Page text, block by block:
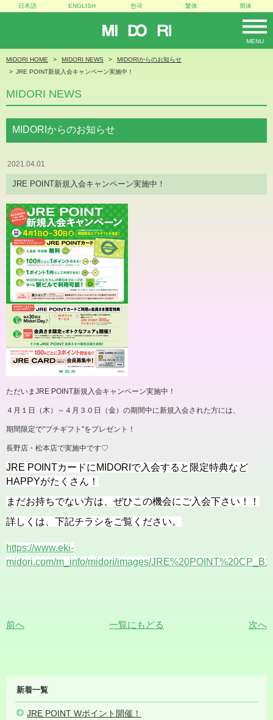
MIDORI MENU
日本語 ENGLISH 한국 繁体 簡体
MIDORI HOME MIDORI NEWS
MIDORIからのお知らせ
JRE POINT新規入会キャンペーン実施中！
MIDORI NEWS
MIDORIからのお知らせ
2021.04.01
JRE POINT新規入会キャンペーン実施中！
ただいまJRE POINT新規入会キャンペーン実施中！
４月１日（木）～４月３０日（金）の期間中に新規入会された方には、
期間限定で"プチギフト"をプレゼント！
長野店・松本店で実施中です♡
JRE POINTカードにMIDORIで入会すると限定特典など
HAPPYがたくさん！
まだお持ちでない方は、ぜひこの機会にご入会下さい！！
詳しくは、下記チラシをご覧ください。
https://www.eki-
midori.com/m_info/midori/images/
前へ 一覧にもどる 次へ
MIDORI
NEWS
新着一覧
JRE POINT Wポイント開催！